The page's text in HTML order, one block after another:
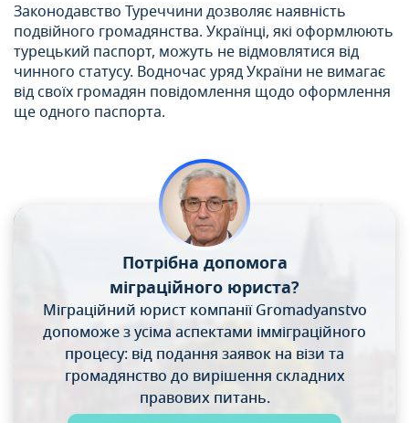
Законодавство Туреччини дозволяє наявність
подвійного громадянства. Українці, які оформлюють
турецький паспорт, можуть не відмовлятися від
чинного статусу. Водночас уряд України не вимагає
від своїх громадян повідомлення щодо оформлення
ще одного паспорта.
Потрібна допомога
міграційного юриста?
Міграційний юрист компанії Gromadyanstvo
допоможез усіма аспектами імміграційного
процесу: від подання заявок на візи та
громадянство до вирішення складних
правових питань.